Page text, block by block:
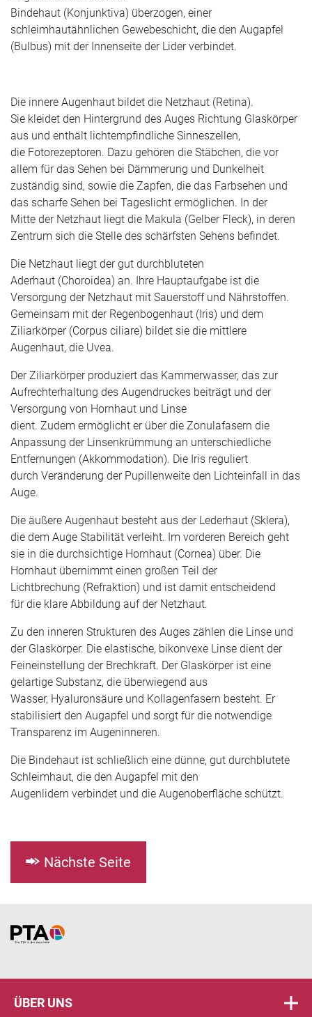
Bindehaut (Konjunktiva) überzogen, einer
schleimhautähnlichen Gewebeschicht, die den Augapfel
(Bulbus) mit der Innenseite der Lider verbindet.
Die innere Augenhaut bildet die Netzhaut (Retina).
Sie kleidet den Hintergrund des Auges Richtung Glaskörper
aus und enthält lichtempfindliche Sinneszellen,
die Fotorezeptoren. Dazu gehören die Stäbchen, die vor
allem für das Sehen bei Dämmerung und Dunkelheit
zuständig sind, sowie die Zapfen, die das Farbsehen und
das scharfe Sehen bei Tageslicht ermöglichen. In der
Mitte der Netzhaut liegt die Makula (Gelber Fleck), in deren
Zentrum sich die Stelle des schärfsten Sehens befindet.
Die Netzhaut liegt der gut durchbluteten
Aderhaut (Choroidea) an. Ihre Hauptaufgabe ist die
Versorgung der Netzhaut mit Sauerstoff und Nährstoffen.
Gemeinsam mit der Regenbogenhaut (Iris) und dem
Ziliarkörper (Corpus ciliare) bildet sie die mittlere
Augenhaut, die Uvea.
Der Ziliarkörper produziert das Kammerwasser, das zur
Aufrechterhaltung des Augendruckes beiträgt und der
Versorgung von Hornhaut und Linse
dient. Zudem ermöglicht er über die Zonulafasern die
Anpassung der Linsenkrümmung an unterschiedliche
Entfernungen (Akkommodation). Die Iris reguliert
durch Veränderung der Pupillenweite den Lichteinfall in das
Auge.
Die äußere Augenhaut besteht aus der Lederhaut (Sklera),
die dem Auge Stabilität verleiht. Im vorderen Bereich geht
sie in die durchsichtige Hornhaut (Cornea) über. Die
Hornhaut übernimmt einen großen Teil der
Lichtbrechung (Refraktion) und ist damit entscheidend
für die klare Abbildung auf der Netzhaut.
Zu den inneren Strukturen des Auges zählen die Linse und
der Glaskörper. Die elastische, bikonvexe Linse dient der
Feineinstellung der Brechkraft. Der Glaskörper ist eine
gelartige Substanz, die überwiegend aus
Wasser, Hyaluronsäure und Kollagenfasern besteht. Er
stabilisiert den Augapfel und sorgt für die notwendige
Transparenz im Augeninneren.
Die Bindehaut ist schließlich eine dünne, gut durchblutete
Schleimhaut, die den Augapfel mit den
Augenlidern verbindet und die Augenoberfläche schützt.
Nächste Seite
Home
ÜBER UNS